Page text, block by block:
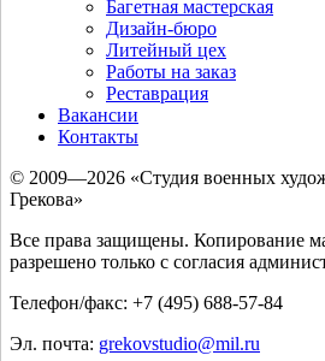
Багетная мастерская
Дизайн-бюро
Литейный цех
Работы на заказ
Реставрация
Вакансии
Контакты
© 2009—2026 «Студия военных
Грекова»
Все права защищены. Копирование
разрешено только с согласия
Телефон/факс: +7 (495) 688-57-84
Эл. почта: grekovstudio@mil.ru